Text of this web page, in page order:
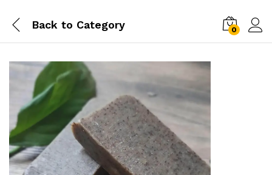
Back to Category 0